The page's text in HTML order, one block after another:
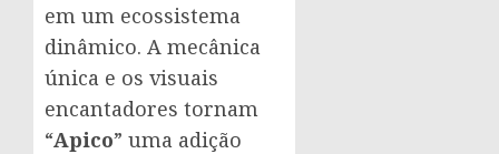
em um ecossistema
dinâmico. A mecânica
única e os visuais
encantadores tornam
“Apico” uma adição